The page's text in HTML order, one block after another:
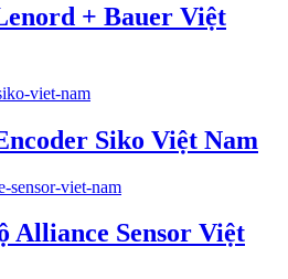
+ Bauer Việt
Siko Việt Nam
Alliance Sensor Việt